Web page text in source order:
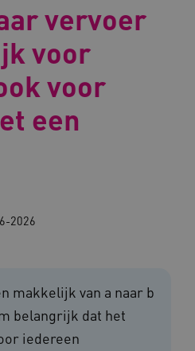
vervoer
voor
voor
een
2026
makkelijk van a naar b
belangrijk dat het
iedereen